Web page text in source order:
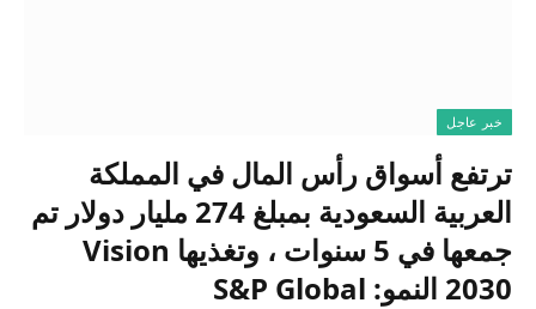
خبر عاجل
ترتفع أسواق رأس المال في المملكة
العربية السعودية بمبلغ 274 مليار دولار تم
جمعها في 5 سنوات ، وتغذيها Vision
2030 النمو: S&P Global